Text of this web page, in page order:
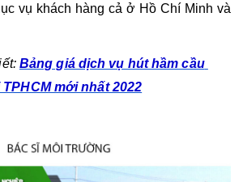
vụ khách hàng cả ở Hồ Chí Minh và
Bảng giá dịch vụ hút hầm cầu
TPHCM mới nhất 2022